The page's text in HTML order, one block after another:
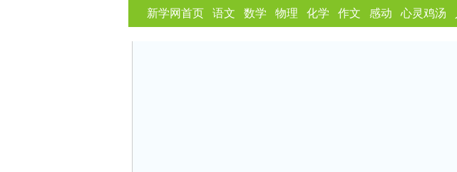
新学网首页 语文 数学 物理 化学 作文 感动 心灵鸡汤